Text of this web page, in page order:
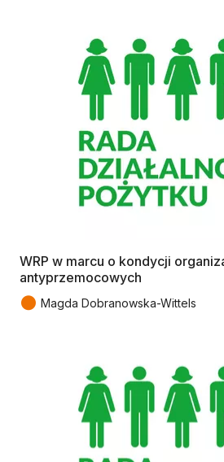
WRP w marcu o kondycji
antyprzemocowych
● Magda Dobranowska-Wittels